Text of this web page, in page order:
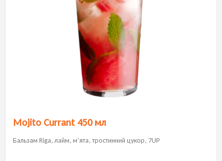
Mojito Currant 450 мл
Бальзам Riga, лайм, м’ята, тростинний цукор, 7UP